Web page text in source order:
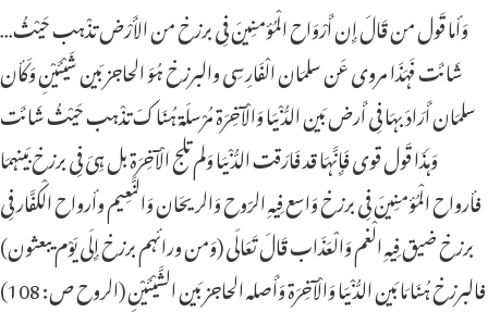
…وَأما قَول من قَالَ إِن أَرْوَاح الْمُؤمنِینَ فِی برزخ من الأَرْض تذْہب حَیْثُ
شَائَت فَہَذَا مروی عَن سلمَان الْفَارِسِی والبرزخ ہُوَ الحاجز بَین شَیْئَیْنِ وَکَأن
سلمَان أَرَادَ بہَا فِی أَرض بَین الدُّنْیَا وَالْآخِرَة مُرْسلَة ہُنَاکَ تذْہب حَیْثُ شَائَت
وَہَذَا قَول قوی فَإِنَّہَا قد فَارَقت الدُّنْیَا وَلم تلج الْآخِرَة بل ہِیَ فِی برزخ بَینہمَا
فأرواح الْمُؤمنِینَ فِی برزخ وَاسع فِیہِ الرّوح وَالریحَان وَالنَّعِیم وأرواح الْکفَّار فِی
برزخ ضیق فِیہِ الْغم وَالْعَذَاب قَالَ تَعَالَی (وَمن ورائہم برزخ إِلَی یَوْم یبعثون)
فالبرزخ ہُنَا مَا بَین الدُّنْیَا وَالْآخِرَة وَأَصلہ الحاجز بَین الشَّیْئَیْنِ (الروح ص: 108)